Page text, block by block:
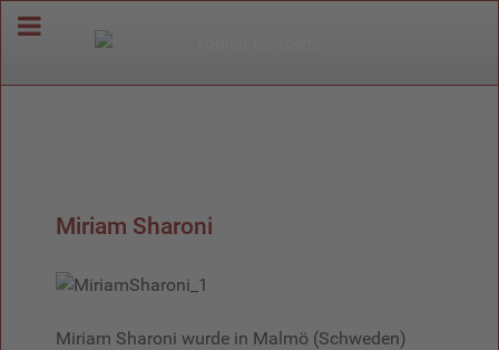
Miriam Sharoni
Miriam Sharoni wurde in Malmö (Schweden)